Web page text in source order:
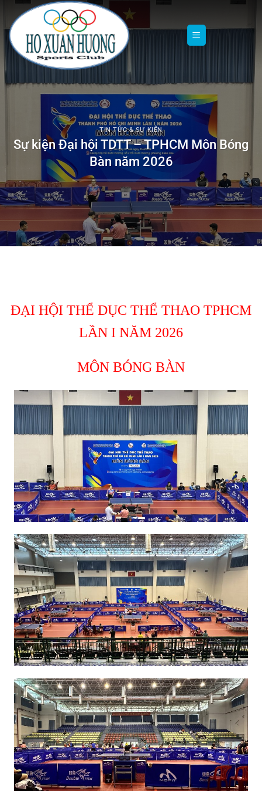
Chuyển
đến
nội
dung
TIN TỨC & SỰ KIỆN
Sự kiện Đại hội TDTT – TPHCM Môn Bóng
Bàn năm 2026
ĐẠI HỘI THỂ DỤC THỂ THAO TPHCM
LẦN I NĂM 2026
MÔN BÓNG BÀN